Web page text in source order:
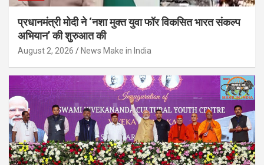
प्रधानमंत्री मोदी ने ‘नशा मुक्त युवा फॉर विकसित भारत संकल्प
अभियान’ की शुरुआत की
August 2, 2026 News Make in India